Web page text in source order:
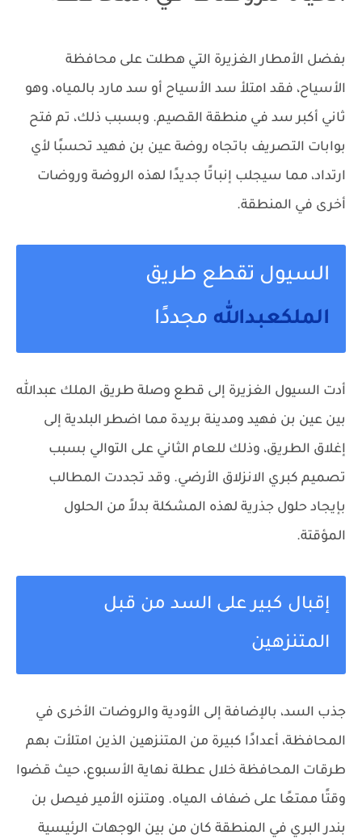
بفضل الأمطار الغزيرة التي هطلت على محافظة
الأسياح، فقد امتلأ سد الأسياح أو سد مارد بالمياه، وهو
ثاني أكبر سد في منطقة القصيم. وبسبب ذلك، تم فتح
بوابات التصريف باتجاه روضة عين بن فهيد تحسبًا لأي
ارتداد، مما سيجلب إنباتًا جديدًا لهذه الروضة وروضات
أخرى في المنطقة.
السيول تقطع طريق
الملكعبدالله مجددًا
أدت السيول الغزيرة إلى قطع وصلة طريق الملك عبدالله
بين عين بن فهيد ومدينة بريدة مما اضطر البلدية إلى
إغلاق الطريق، وذلك للعام الثاني على التوالي بسبب
تصميم كبري الانزلاق الأرضي. وقد تجددت المطالب
بإيجاد حلول جذرية لهذه المشكلة بدلاً من الحلول
المؤقتة.
إقبال كبير على السد من قبل
المتنزهين
جذب السد، بالإضافة إلى الأودية والروضات الأخرى في
المحافظة، أعدادًا كبيرة من المتنزهين الذين امتلأت بهم
طرقات المحافظة خلال عطلة نهاية الأسبوع، حيث قضوا
وقتًا ممتعًا على ضفاف المياه. ومتنزه الأمير فيصل بن
بندر البري في المنطقة كان من بين الوجهات الرئيسية